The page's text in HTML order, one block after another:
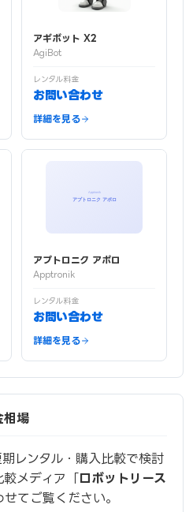
アギボット X2
AgiBot
レンタル料金
お問い合わせ
詳細を見る
アプトロニク アポロ
Apptronik
レンタル料金
お問い合わせ
詳細を見る
相場
レンタル・購入比較で検討
較メディア「ロボットリース
せてご覧ください。